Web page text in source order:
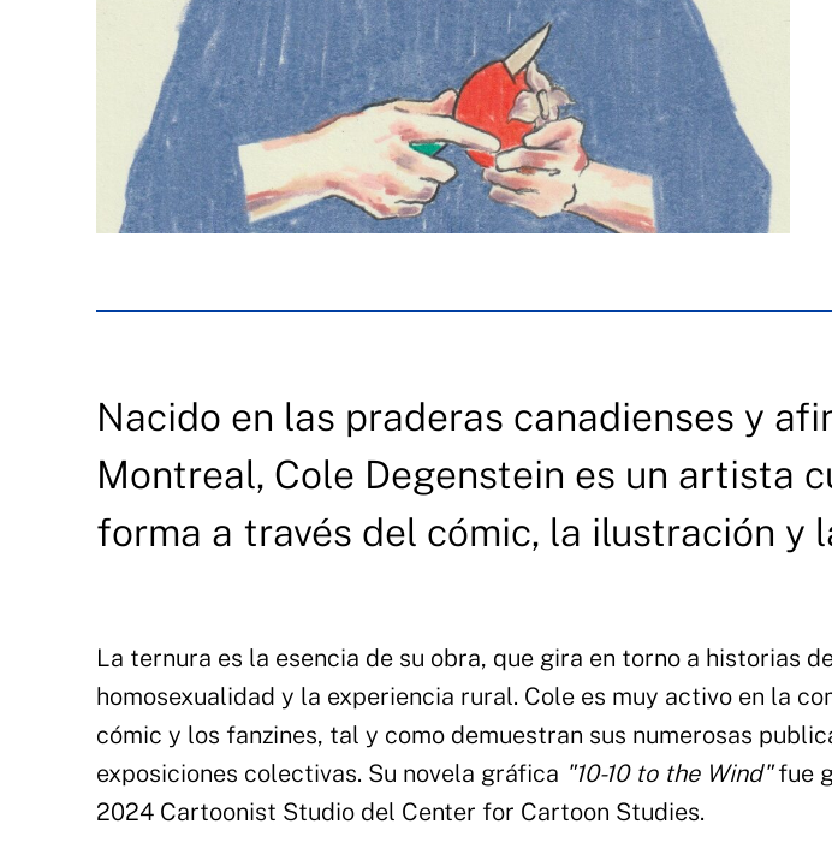
Nacido en las praderas canadienses y
Montreal, Cole Degenstein es un artista
forma a través del cómic, la ilustración y
La ternura es la esencia de su obra, que gira en torno a historias
homosexualidad y la experiencia rural. Cole es muy activo en la
cómic y los fanzines, tal y como demuestran sus numerosas
exposiciones colectivas. Su novela gráfica "10-10 to the Wind"fue
2024 Cartoonist Studio del Center for Cartoon Studies.